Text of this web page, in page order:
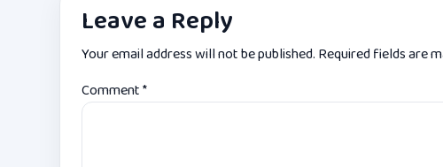
Leave a Reply
Your email address will not be published. Required fields are
Comment*